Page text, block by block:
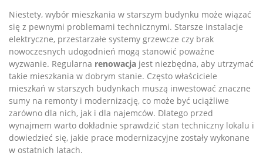
Niestety, wybór mieszkania w starszym budynku może wiązać
się z pewnymi problemami technicznymi. Starsze instalacje
elektryczne, przestarzałe systemy grzewcze czy brak
nowoczesnych udogodnień mogą stanowić poważne
wyzwanie. Regularna renowacja jest niezbędna, aby utrzymać
takie mieszkania w dobrym stanie. Często właściciele
mieszkań w starszych budynkach muszą inwestować znaczne
sumy na remonty i modernizację, co może być uciążliwe
zarówno dla nich, jak i dla najemców. Dlatego przed
wynajmem warto dokładnie sprawdzić stan techniczny lokalu i
dowiedzieć się, jakie prace modernizacyjne zostały wykonane
w ostatnich latach.